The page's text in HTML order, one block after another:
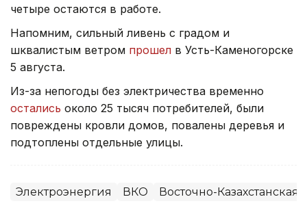
четыре остаются в работе.
Напомним, сильный ливень с градом и
шквалистым ветром прошел в Усть-Каменогорске
5 августа.
Из-за непогоды без электричества временно
остались около 25 тысяч потребителей, были
повреждены кровли домов, повалены деревья и
подтоплены отдельные улицы.
Электроэнергия ВКО Восточно-Казахстанская